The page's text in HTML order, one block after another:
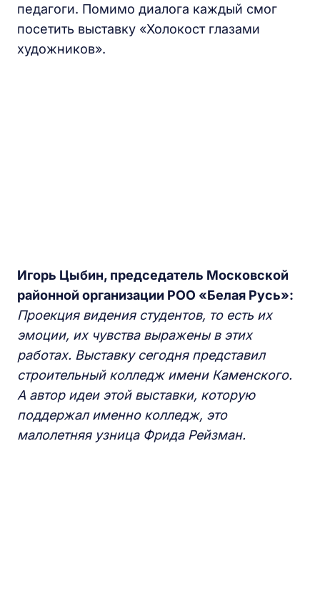
педагоги. Помимо диалога каждый смог
посетить выставку «Холокост глазами
художников».
Игорь Цыбин, председатель Московской
районной организации РОО «Белая Русь»:
Проекция видения студентов, то есть их
эмоции, их чувства выражены в этих
работах. Выставку сегодня представил
строительный колледж имени Каменского.
А автор идеи этой выставки, которую
поддержал именно колледж, это
малолетняя узница Фрида Рейзман.